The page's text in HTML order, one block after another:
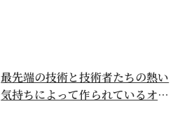
最先端の技術と技術者たちの熱い
気持ちによって作られているオー